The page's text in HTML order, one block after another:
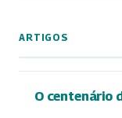
ARTIGOS
O centenário